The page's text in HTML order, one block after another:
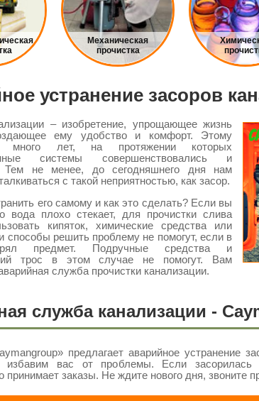
Механическая
прочистка
устранение засоров
– изобретение, упрощающее жизнь
ему удобство и комфорт. Этому
много лет, на протяжении которых
системы совершенствовались и
Тем не менее, до сегодняшнего дня нам
с такой неприятностью, как засор.
его самому и как это сделать? Если вы
вода плохо стекает, для прочистки слива
кипяток, химические средства или
способы решить проблему не помогут, если в
предмет. Подручные средства и
трос в этом случае не помогут. Вам
служба прочистки канализации.
служба канализации -
предлагает аварийное устранение
вас от проблемы. Если засорилась
принимает заказы. Не ждите нового дня, звоните